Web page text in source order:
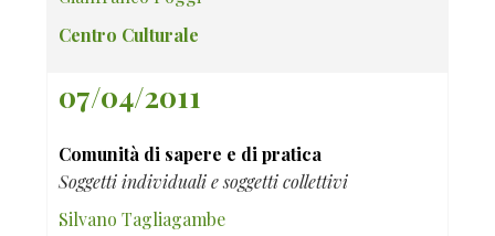
Centro Culturale
07/04/2011
Comunità di sapere e di pratica
Soggetti individuali e soggetti collettivi
Silvano Tagliagambe